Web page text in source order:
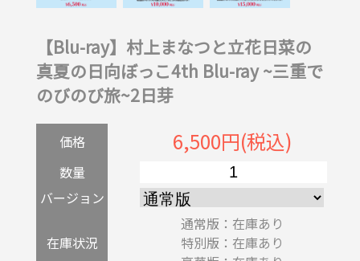
【Blu-ray】村上まなつと立花日菜の
真夏の日向ぼっこ4th Blu-ray ~三重で
のびのび旅~2日芽
価格 6,500円(税込)
数量
バージョン
在庫状況
通常版：在庫あり
特別版：在庫あり